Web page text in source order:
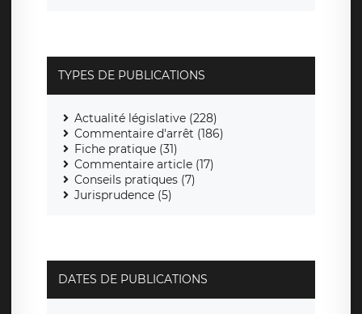
TYPES DE PUBLICATIONS
Actualité législative (228)
Commentaire d'arrêt (186)
Fiche pratique (31)
Commentaire article (17)
Conseils pratiques (7)
Jurisprudence (5)
DATES DE PUBLICATIONS